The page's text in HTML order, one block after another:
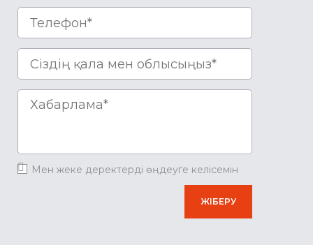
Мен жеке деректерді өңдеуге келісемін